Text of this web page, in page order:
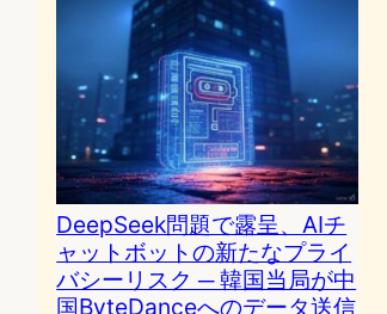
DeepSeek問題で露呈、AIチ
ャットボットの新たなプライ
バシーリスク ─ 韓国当局が中
国ByteDanceへのデータ送信